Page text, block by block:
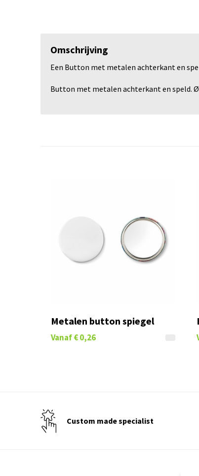
Omschrijving
Een Button met metalen achterkant en
Button met metalen achterkant en speld.
Metalen button spiegel
Vanaf € 0,26
Custom made specialist